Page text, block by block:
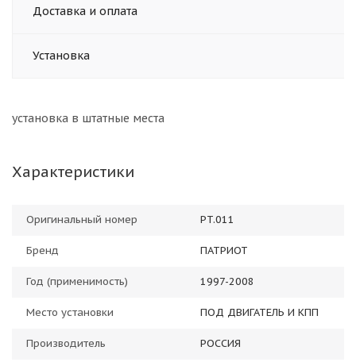
Доставка и оплата
Установка
установка в штатные места
Характеристики
Оригинальный номер PT.011
Бренд ПАТРИОТ
Год (применимость) 1997-2008
Место установки ПОД ДВИГАТЕЛЬ И КПП
Производитель РОССИЯ